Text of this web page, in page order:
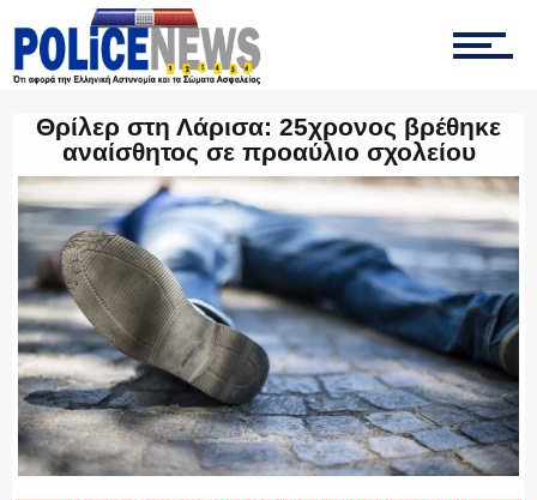
ΤΡΟΧΑΙΑ
ΟΠΚΕ
ΟΜΑΔΑ “Ζ”
ΕΚΑΜ
Θρίλερ στη Λάρισα: 25χρονος βρέθηκε
αναίσθητος σε προαύλιο σχολείου